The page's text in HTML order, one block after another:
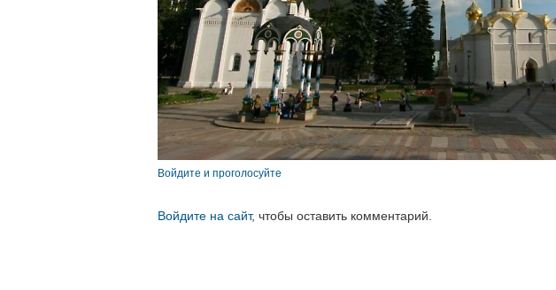
Войдите и проголосуйте
Войдите на сайт, чтобы оставить комментарий.